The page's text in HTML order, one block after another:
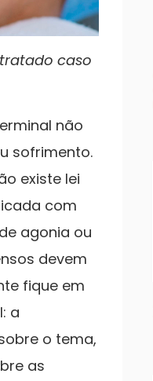
caso
não
sofrimento.
existe lei
com
agonia ou
devem
fique em
a
o tema,
as